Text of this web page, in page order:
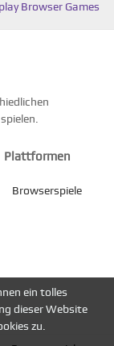
Browser Games
Plattformen
Browserspiele
ein tolles
dieser Website
zu.